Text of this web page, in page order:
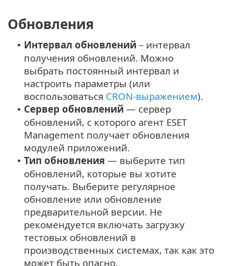
Обновления
• Интервал обновлений – интервал
получения обновлений. Можно
выбрать постоянный интервал и
настроить параметры (или
воспользоваться CRON-выражением).
• Сервер обновлений — сервер
обновлений, с которого агент ESET
Management получает обновления
модулей приложений.
• Тип обновления — выберите тип
обновлений, которые вы хотите
получать. Выберите регулярное
обновление или обновление
предварительной версии. Не
рекомендуется включать загрузку
тестовых обновлений в
производственных системах, так как это
может быть опасно.